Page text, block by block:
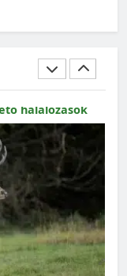
halálozások